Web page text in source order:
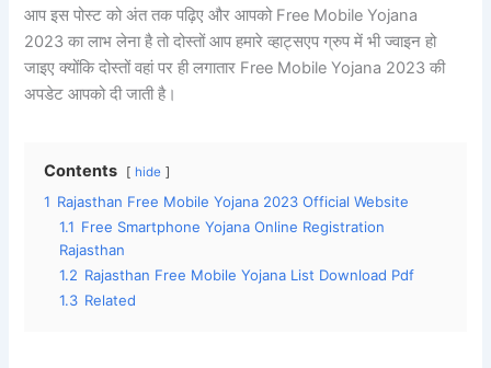
आप इस पोस्ट को अंत तक पढ़िए और आपको Free Mobile Yojana
2023 का लाभ लेना है तो दोस्तों आप हमारे व्हाट्सएप ग्रुप में भी ज्वाइन हो
जाइए क्योंकि दोस्तों वहां पर ही लगातार Free Mobile Yojana 2023 की
अपडेट आपको दी जाती है।
Contents hide
1 Rajasthan Free Mobile Yojana 2023 Official Website
1.1 Free Smartphone Yojana Online Registration
Rajasthan
1.2 Rajasthan Free Mobile Yojana List Download Pdf
1.3 Related